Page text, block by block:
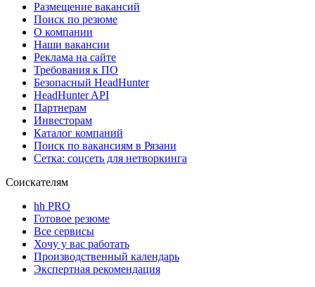
Размещение вакансий
Поиск по резюме
О компании
Наши вакансии
Реклама на сайте
Требования к ПО
Безопасный HeadHunter
HeadHunter API
Партнерам
Инвесторам
Каталог компаний
Поиск по вакансиям в Рязани
Сетка: соцсеть для нетворкинга
Соискателям
hh PRO
Готовое резюме
Все сервисы
Хочу у вас работать
Производственный календарь
Экспертная рекомендация